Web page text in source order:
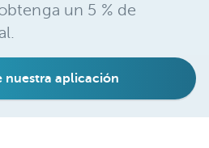
un 5 % de
nuestra aplicación